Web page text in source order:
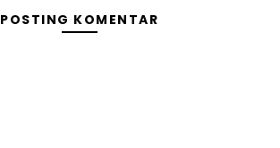
POSTING KOMENTAR